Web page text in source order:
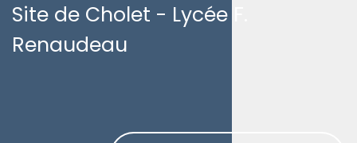
Site de Cholet - Lycée F.
Renaudeau